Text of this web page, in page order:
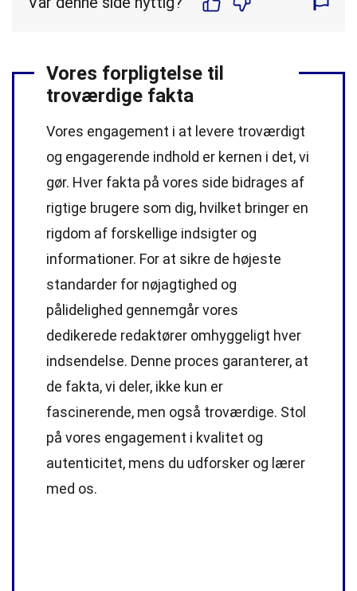
Vores forpligtelse til
troværdige fakta
Vores engagement i at levere troværdigt
og engagerende indhold er kernen i det, vi
gør. Hver fakta på vores side bidrages af
rigtige brugere som dig, hvilket bringer en
rigdom af forskellige indsigter og
informationer. For at sikre de højeste
standarder for nøjagtighed og
pålidelighed gennemgår vores
dedikerede redaktører omhyggeligt hver
indsendelse. Denne proces garanterer, at
de fakta, vi deler, ikke kun er
fascinerende, men også troværdige. Stol
på vores engagement i kvalitet og
autenticitet, mens du udforsker og lærer
med os.